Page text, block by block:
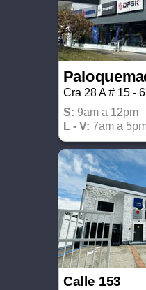
Calle 153
Cra 28 A # 15 -
L - V: 7am a
S: 9am a 12pm